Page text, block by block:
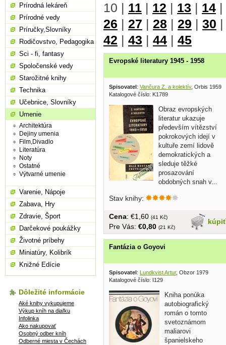
10 | 11 | 12 | 13 | 14 |
26 | 27 | 28 | 29 | 30
42 | 43 | 44 | 45
Evropské literatury 1945 - 1958
Spisovatel: Vančura Z. a kolektív, Orbis 1959
Katalogové číslo: K1789
Obraz evropských
literatur ukazuje
především vítězství
pokrokových idejí v
kultuře zemí lidově
demokratických a
sleduje těžké
prosazování
obdobných snah v...
Stav knihy:
kúpiť
Cena: €1,60 (41 Kč)
Pre Vás: €0,80 (21 Kč)
Fantázia o Goyovi
Spisovatel : Lundkvist Artur, Obzor 1979
Katalogové číslo: I129
Kniha ponúka
autobiografický
román o tomto
svetoznámom
maliarovi
španielskeho
Prírodná lekáreň
Prírodné vedy
Príručky,Slovníky
Rodičovstvo, Pedagogika
Sci - fi, fantasy
Spoločenské vedy
Starožitné knihy
Technika
Učebnice, Slovníky
Umenie
Architektúra
Dejiny umenia
Film,Divadlo
Literatúra
Noty
Ostatné
Výtvarné umenie
Varenie, Nápoje
Zabava, Hry
Zdravie, Šport
Darčekové poukážky
Životné príbehy
Miniatúry, Kolibrík
Knižné Edície
Dôležité informácie
Aké knihy vykupujeme
Výkup kníh na diaľku
Infolinka
Ako nakupovať
Osobný odber kníh
Odberné miesta v Čechách